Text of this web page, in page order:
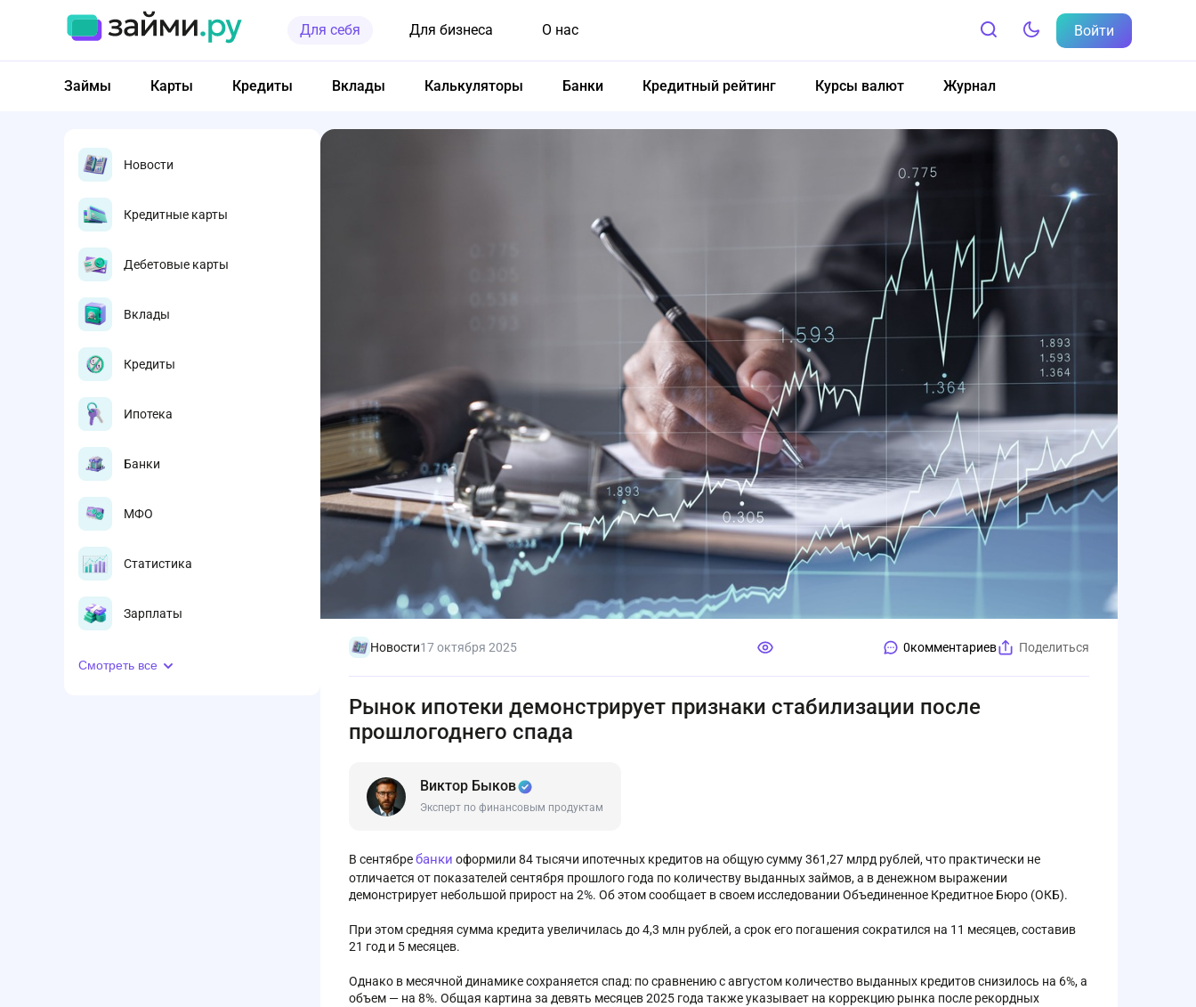
Для себя Для бизнеса О нас Войти
Займы Карты Кредиты Вклады Калькуляторы Банки Кредитный рейтинг Курсы валют Журнал
Новости
Кредитные карты
Дебетовые карты
Вклады
Кредиты
Ипотека
Банки
МФО
Статистика
Зарплаты
Смотреть все
Новости17 октября 2025 0комментариев Поделиться
Рынок ипотеки демонстрирует признаки стабилизации после
прошлогоднего спада
Виктор Быков
Эксперт по финансовым продуктам
В сентябребанки оформили 84 тысячи ипотечных кредитов на общую сумму 361,27 млрд рублей, что практически не
отличается от показателей сентября прошлого года по количеству выданных займов, а в денежном выражении
демонстрирует небольшой прирост на 2%. Об этом сообщает в своем исследовании Объединенное Кредитное Бюро (ОКБ).
При этом средняя сумма кредита увеличилась до 4,3 млн рублей, а срок его погашения сократился на 11 месяцев, составив
21 год и 5 месяцев.
Однако в месячной динамике сохраняется спад: по сравнению с августом количество выданных кредитов снизилось на 6%, а
объем — на 8%. Общая картина за девять месяцев 2025 года также указывает на коррекцию рынка после рекордных